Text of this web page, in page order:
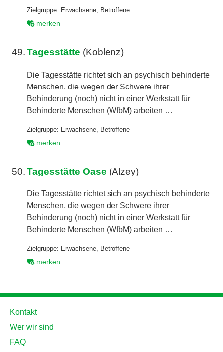
Zielgruppe: Erwachsene, Betroffene
merken
49. Tagesstätte (Koblenz)
Die Tagesstätte richtet sich an psychisch behinderte
Menschen, die wegen der Schwere ihrer
Behinderung (noch) nicht in einer Werkstatt für
Behinderte Menschen (WfbM) arbeiten …
Zielgruppe: Erwachsene Betroffene
merken
50. Tagesstätte Oase (Alzey)
Die Tagesstätte richtet sich an psychisch behinderte
Menschen, die wegen der Schwere ihrer
Behinderung (noch) nicht in einer Werkstatt für
Behinderte Menschen (WfbM) arbeiten …
Zielgruppe: Erwachsene, Betroffene
merken
Kontakt
Wer wir sind
FAQ